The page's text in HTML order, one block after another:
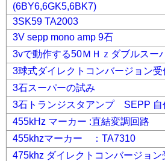
(6BY6,6GK5,6BK7)
3SK59 TA2003
3V sepp mono amp 9石
3vで動作する50ＭＨｚダブルスー
3球式ダイレクトコンバージョン受
3石スーパーの試み
3石トランジスタアンプ SEPP 自
455kHz マーカー :直結変調回路
455khzマーカー ：TA7310
475khz ダイレクトコンバージョ